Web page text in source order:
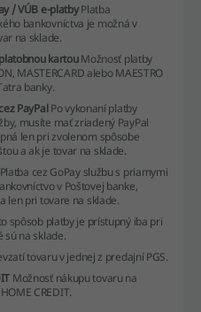
/ VÚB e-platbyPlatba
bankovníctva je možná v
na sklade.
kartouMožnosť platby
MASTERCARD alebo MAESTRO
banky.
PayPalPo vykonaní platby
musíte mať zriadený PayPal
len pri zvolenom spôsobe
a ak je tovar na sklade.
cez GoPay službu s priamymi
v Poštovej banke,
len pri tovare na sklade.
spôsob platby je prístupný iba pri
sú na sklade.
tovaru v jednej z predajní PGS.
Možnosť nákupu tovaru na
CREDIT.